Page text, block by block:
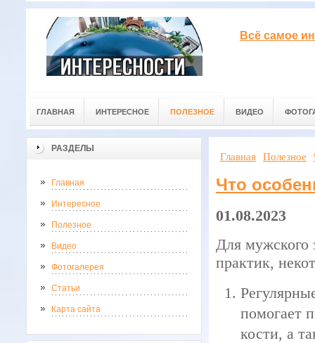
Всё самое
ГЛАВНАЯ ИНТЕРЕСНОЕ ПОЛЕЗНОЕ ВИДЕО
РАЗДЕЛЫ
Главная
Интересное
Полезное
Видео
Фотогалерея
Статьи
Карта сайта
Главная Полезное
Чтo
01.08.2023
Для мужского
практик,
помогает
кости, а